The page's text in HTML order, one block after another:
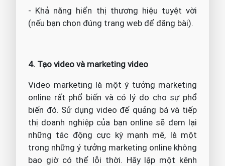
- Khả năng hiển thị thương hiệu tuyệt vời
(nếu bạn chọn đúng trang web để đăng bài).
4. Tạo video và marketing video
Video marketing là một ý tưởng marketing
online rất phổ biến và có lý do cho sự phổ
biến đó. Sử dụng video để quảng bá và tiếp
thị doanh nghiệp của bạn online sẽ đem lại
những tác động cực kỳ mạnh mẽ, là một
trong những ý tưởng marketing online không
bao giờ có thể lỗi thời. Hãy lập một kênh